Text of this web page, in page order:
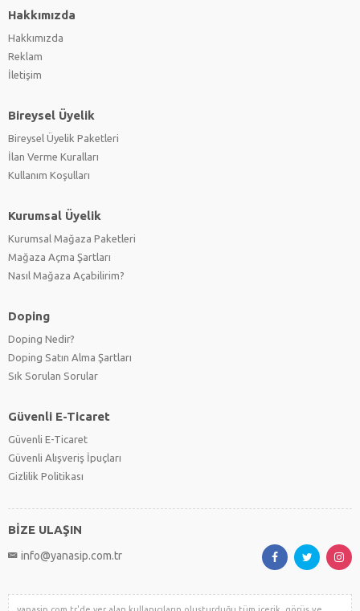
Hakkımızda
Hakkımızda
Reklam
İletişim
Bireysel Üyelik
Bireysel Üyelik Paketleri
İlan Verme Kuralları
Kullanım Koşulları
Kurumsal Üyelik
Kurumsal Mağaza Paketleri
Mağaza Açma Şartları
Nasıl Mağaza Açabilirim?
Doping
Doping Nedir?
Doping Satın Alma Şartları
Sık Sorulan Sorular
Güvenli E-Ticaret
Güvenli E-Ticaret
Güvenli Alışveriş İpuçları
Gizlilik Politikası
BİZE ULAŞIN
info@yanasip.com.tr